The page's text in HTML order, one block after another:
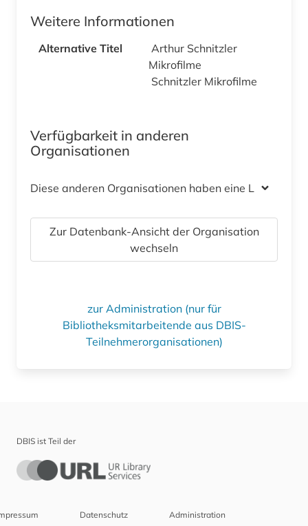
Weitere Informationen
Alternative Titel
Arthur Schnitzler
Mikrofilme
Schnitzler Mikrofilme
Verfügbarkeit in anderen
Organisationen
Diese anderen Organisationen haben eine Lizenz
Zur Datenbank-Ansicht der Organisation
wechseln
zur Administration (nur für
Bibliotheksmitarbeitende aus DBIS-
Teilnehmerorganisationen)
DBIS ist Teil der
Datenschutz Administration